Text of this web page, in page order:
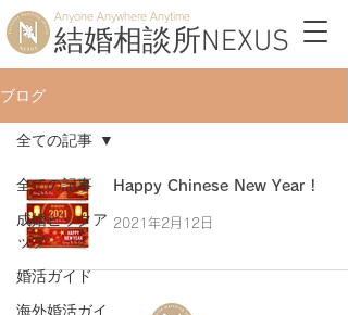
Anyone Anywhere Anytime
結婚相談所NEXUS
ブログ
全ての記事
成婚ピックア
ップ
婚活ガイド
海外婚活ガイ
全ての記事
Happy Chinese New Year !
2021年2月12日